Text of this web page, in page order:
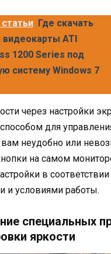
Где скачать
видеокарты ATI
1200 Series под
систему Windows 7
через настройки
для
вам неудобно или
на самом
в
и условиями работы.
специальных
яркости